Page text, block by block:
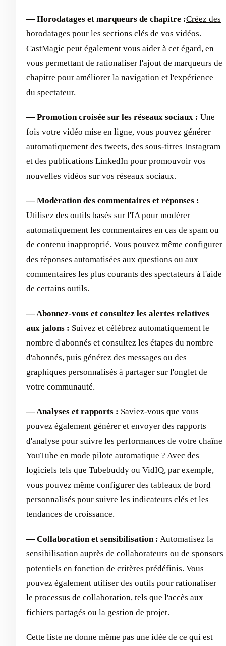
— Horodatages et marqueurs de chapitre :Créez des
horodatages pour les sections clés de vos vidéos.
CastMagic peut également vous aider à cet égard, en
vous permettant de rationaliser l'ajout de marqueurs de
chapitre pour améliorer la navigation et l'expérience
du spectateur.
— Promotion croisée sur les réseaux sociaux : Une
fois votre vidéo mise en ligne, vous pouvez générer
automatiquement des tweets, des sous-titres Instagram
et des publications LinkedIn pour promouvoir vos
nouvelles vidéos sur vos réseaux sociaux.
— Modération des commentaires et réponses :
Utilisez des outils basés sur l'IA pour modérer
automatiquement les commentaires en cas de spam ou
de contenu inapproprié. Vous pouvez même configurer
des réponses automatisées aux questions ou aux
commentaires les plus courants des spectateurs à l'aide
de certains outils.
— Abonnez-vous et consultez les alertes relatives
aux jalons : Suivez et célébrez automatiquement le
nombre d'abonnés et consultez les étapes du nombre
d'abonnés, puis générez des messages ou des
graphiques personnalisés à partager sur l'onglet de
votre communauté.
— Analyses et rapports : Saviez-vous que vous
pouvez également générer et envoyer des rapports
d'analyse pour suivre les performances de votre chaîne
YouTube en mode pilote automatique ? Avec des
logiciels tels que Tubebuddy ou VidIQ, par exemple,
vous pouvez même configurer des tableaux de bord
personnalisés pour suivre les indicateurs clés et les
tendances de croissance.
— Collaboration et sensibilisation : Automatisez la
sensibilisation auprès de collaborateurs ou de sponsors
potentiels en fonction de critères prédéfinis. Vous
pouvez également utiliser des outils pour rationaliser
le processus de collaboration, tels que l'accès aux
fichiers partagés ou la gestion de projet.
Cette liste ne donne même pas une idée de ce qui est